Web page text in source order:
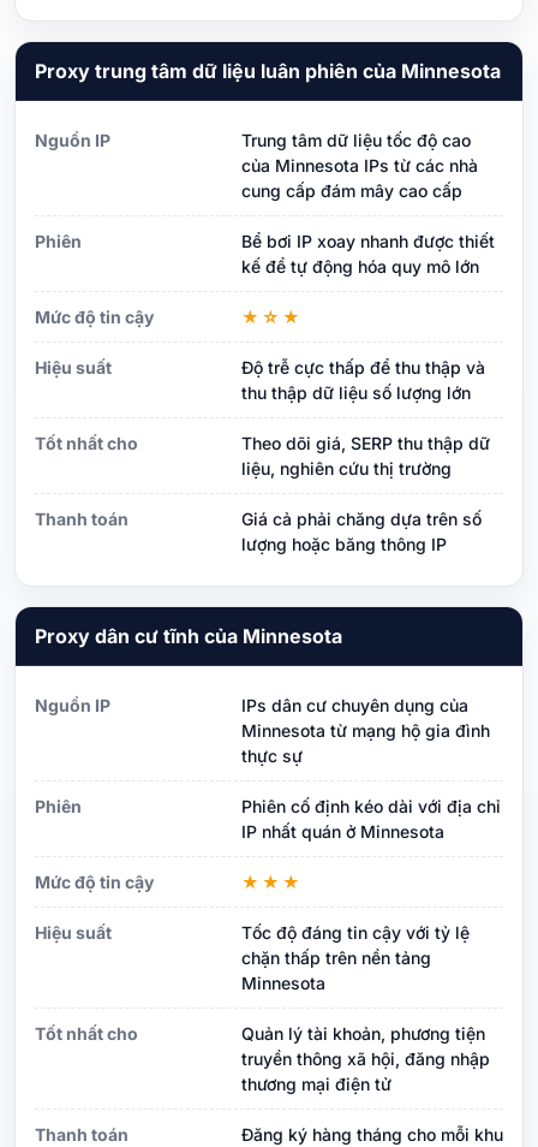
Proxy trung tâm dữ liệu luân phiên của Minnesota
Nguồn IP
Trung tâm dữ liệu tốc độ cao
của Minnesota IPs từ các nhà
cung cấp đám mây cao cấp
Phiên
Bể bơi IP xoay nhanh được thiết
kế để tự động hóa quy mô lớn
Mức độ tin cậy ★☆★
Hiệu suất
Độ trễ cực thấp để thu thập và
thu thập dữ liệu số lượng lớn
Tốt nhất cho
Theo dõi giá, SERP thu thập dữ
liệu, nghiên cứu thị trường
Thanh toán
Giá cả phải chăng dựa trên số
lượng hoặc băng thông IP
Proxy dân cư tĩnh của Minnesota
Nguồn IP
IPs dân cư chuyên dụng của
Minnesota từ mạng hộ gia đình
thực sự
Phiên
Phiên cố định kéo dài với địa chỉ
IP nhất quán ở Minnesota
Mức độ tin cậy ★★★
Hiệu suất
Tốc độ đáng tin cậy với tỷ lệ
chặn thấp trên nền tảng
Minnesota
Tốt nhất cho
Quản lý tài khoản, phương tiện
truyền thông xã hội, đăng nhập
thương mại điện tử
Thanh toán
Đăng ký hàng tháng cho mỗi khu